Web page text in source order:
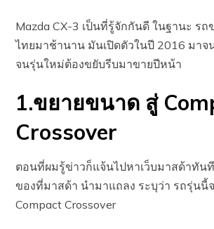
Mazda CX-3 เป็นที่รู้จักกันดี ในฐานะ ร
ไทยมาช้านาน มันเปิดตัวในปี 2016 มา
จนรุ่นใหม่ต้องขยับรีบมาขายปีหน้า
1.ขยายขนาด สู่
Crossover
ตอนที่ผมรู้ข่าวก็แจ้นไปหาเว็บมาสด้าทัน
ของที่มาสด้า นำมาแถลง ระบุว่า รถรุ่นนี้
Compact Crossover